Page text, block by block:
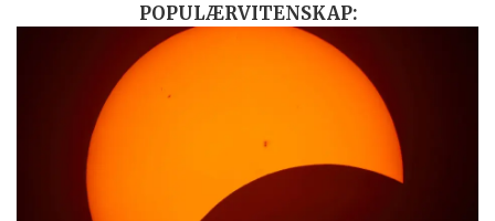
POPULÆRVITENSKAP: